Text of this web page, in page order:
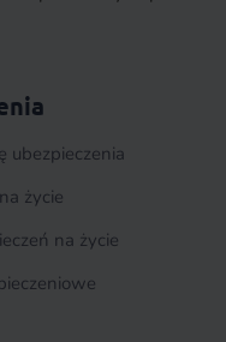
ubezpieczenia
życie
na życie